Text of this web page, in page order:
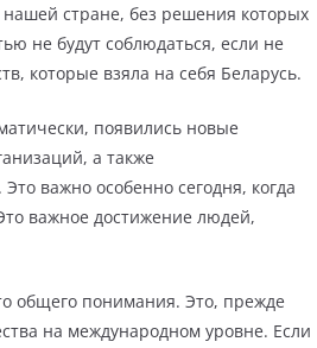
стране, без решения которых
не будут соблюдаться, если не
которые взяла на себя Беларусь.
появились новые
а также
важно особенно сегодня, когда
важное достижение людей,
общего понимания. Это, прежде
на международном уровне. Если